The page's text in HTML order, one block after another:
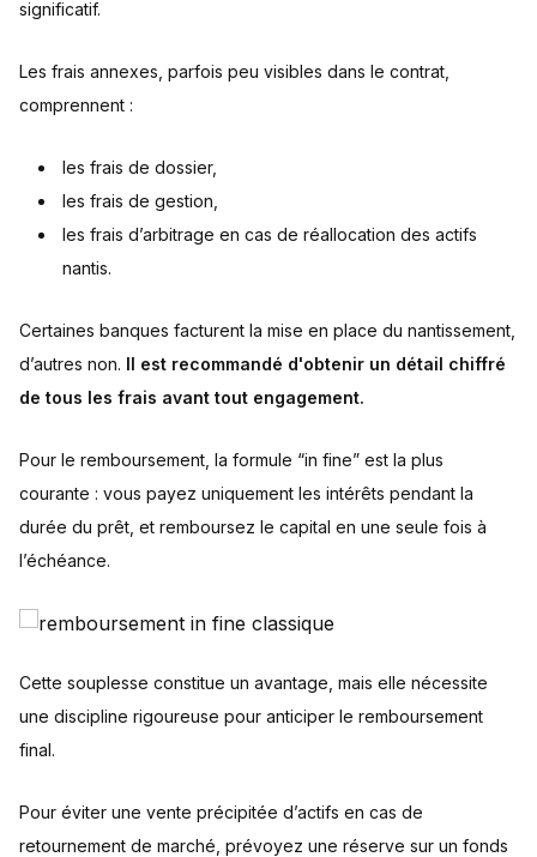
significatif.
Les frais annexes, parfois peu visibles dans le contrat,
comprennent :
les frais de dossier,
les frais de gestion,
les frais d’arbitrage en cas de réallocation des actifs
nantis.
Certaines banques facturent la mise en place du nantissement,
d’autres non. Il est recommandé d'obtenir un détail chiffré
de tous les frais avant tout engagement.
Pour le remboursement, la formule “in fine” est la plus
courante : vous payez uniquement les intérêts pendant la
durée du prêt, et remboursez le capital en une seule fois à
l’échéance.
Cette souplesse constitue un avantage, mais elle nécessite
une discipline rigoureuse pour anticiper le remboursement
final.
Pour éviter une vente précipitée d’actifs en cas de
retournement de marché, prévoyez une réserve sur un fonds